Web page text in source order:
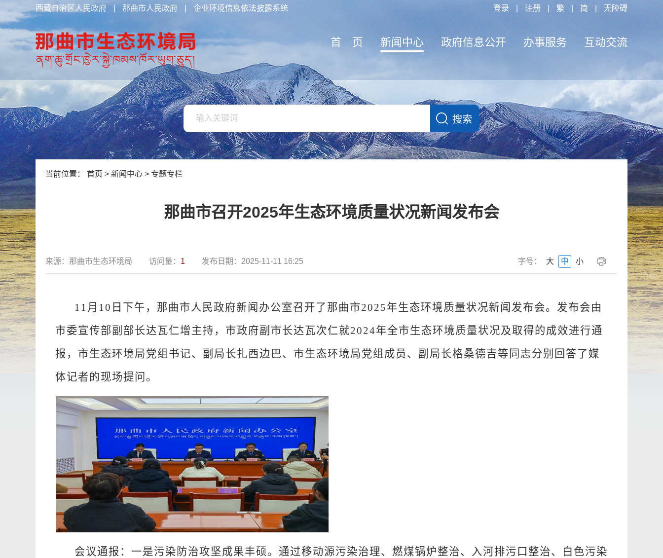
西藏自治区人民政府 那曲市人民政府 企业环境信息依法披露系统 登录 注册 繁 简 无障碍
首 页 新闻中心 政府信息公开 办事服务 互动交流
当前位置： 首页 > 新闻中心 > 专题专栏
那曲市召开2025年生态环境质量状况新闻发布会
来源： 那曲市生态环境局 访问量： 1 发布日期： 2025-11-11 16:25 字号： 大 中 小
11 月 10 日 下午 ，那曲市人民政府新闻办公室召开了 那曲市2025年生态环境质量状况新闻发布会。 发布会由
市委宣传部副部长达瓦仁增 主持， 市政府副市长达瓦次仁就2024年全市生态环境质量状况及取得的成效进行通
报， 市生态环境局党组书记、副局长扎西边巴、 市生态环境局党组成员、副局长格桑德吉等同志分别回答了媒
体记者的现场提问。
会议通报： 一是污染防治攻坚成果丰硕。 通过移动源污染治理、燃煤锅炉整治、入河排污口整治、白色污染